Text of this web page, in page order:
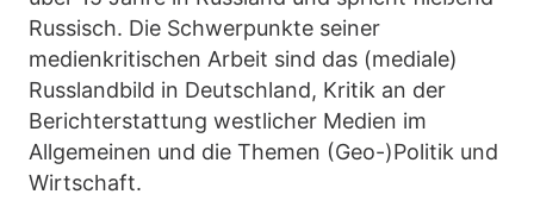
Russisch. Die Schwerpunkte seiner
medienkritischen Arbeit sind das (mediale)
Russlandbild in Deutschland, Kritik an der
Berichterstattung westlicher Medien im
Allgemeinen und die Themen (Geo-)Politik und
Wirtschaft.